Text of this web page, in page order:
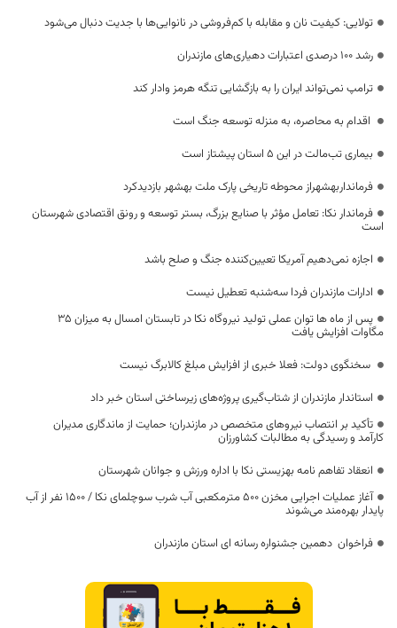
تولایی: کیفیت نان و مقابله با کم‌فروشی در نانوایی‌ها با جدیت دنبال می‌شود
رشد ۱۰۰ درصدی اعتبارات دهیاری‌های مازندران
ترامپ نمی‌تواند ایران را به بازگشایی تنگه هرمز وادار کند
اقدام به محاصره، به منزله توسعه جنگ است
بیماری تب‌مالت در این ۵ استان پیشتاز است
فرمانداربهشهراز محوطه تاریخی پارک ملت بهشهر بازدیدکرد
فرماندار نکا: تعامل مؤثر با صنایع بزرگ، بستر توسعه و رونق اقتصادی شهرستان
است
اجازه نمی‌دهیم آمریکا تعیین‌کننده جنگ و صلح باشد
ادارات مازندران فردا سه‌شنبه تعطیل نیست
پس از ماه ها توان عملی تولید نیروگاه نکا در تابستان امسال به میزان ۳۵
مگاوات افزایش یافت
سخنگوی دولت: فعلا خبری از افزایش مبلغ کالابرگ نیست
استاندار مازندران از شتاب‌گیری پروژه‌های زیرساختی استان خبر داد
تأکید بر انتصاب نیروهای متخصص در مازندران؛ حمایت از ماندگاری مدیران
کارآمد و رسیدگی به مطالبات کشاورزان
انعقاد تفاهم نامه بهزیستی نکا با اداره ورزش و جوانان شهرستان
آغاز عملیات اجرایی مخزن ۵۰۰ مترمکعبی آب شرب سوچلمای نکا / ۱۵۰۰ نفر از آب
پایدار بهره‌مند می‌شوند
فراخوان دهمین جشنواره رسانه ای استان مازندران